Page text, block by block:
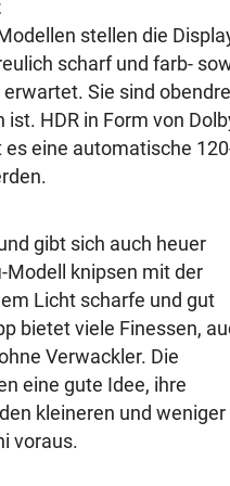
stellen die
scharf und farb-
Sie sind
HDR in Form von
eine automatische
gibt sich auch heuer
Modell knipsen mit der
Licht scharfe und gut
bietet viele Finessen,
Verwackler. Die
eine gute Idee, ihre
kleineren und weniger
voraus.